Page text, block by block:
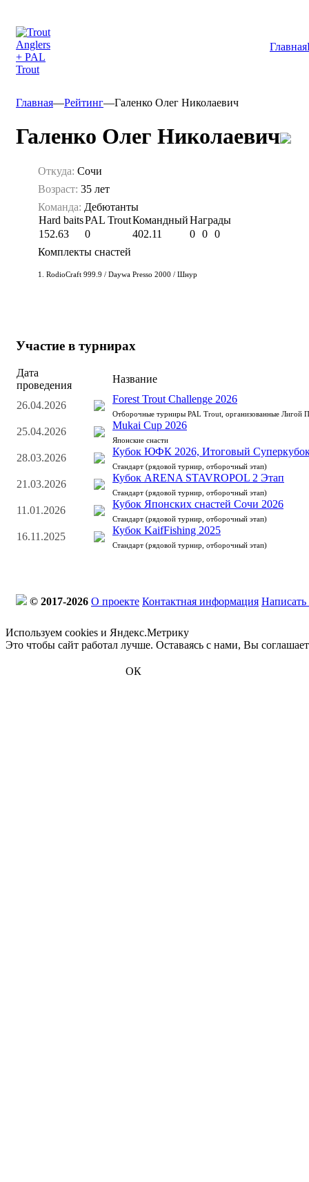
Главная
Главная—Рейтинг—Галенко Олег Николаевич
Галенко Олег Николаевич
Откуда: Сочи
Возраст: 35 лет
Команда: Дебютанты
Hard baitsPAL TroutКомандныйНаграды
152.63
0 402.11 0 0 0
Комплекты снастей
1. RodioCraft 999.9 / Daywa Presso 2000 / Шнур
Участие в турнирах
Дата
проведения
Название
26.04.2026
Forest Trout Challenge 2026
Отборочные турниры PAL Trout, организованные Лигой
25.04.2026
Mukai Cup 2026
Японские снасти
28.03.2026
Кубок ЮФК 2026, Итоговый
Стандарт (рядовой турнир, отборочный этап)
21.03.2026
Кубок ARENA STAVROPOL 2 Этап
Стандарт (рядовой турнир, отборочный этап)
11.01.2026
Кубок Японских снастей Сочи 2026
Стандарт (рядовой турнир, отборочный этап)
16.11.2025
Кубок KaifFishing 2025
Стандарт (рядовой турнир, отборочный этап)
© 2017-2026 О проекте Контактная информация
Используем cookies и Яндекс.Метрику
Это чтобы сайт работал лучше. Оставаясь с нами, Вы
ОК